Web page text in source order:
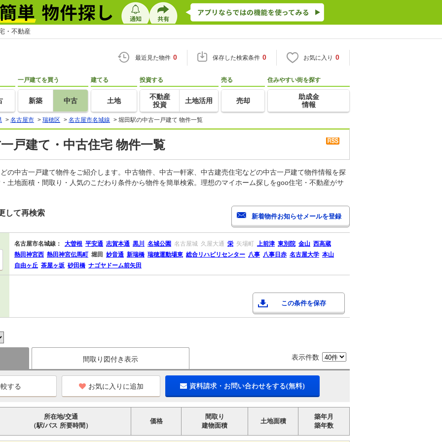
・不動産
最近見た物件 0 保存した検索条件 0 お気に入り 0
一戸建てを買う
新築 中古
建てる
土地
投資する
不動産
投資
土地活用
売る
売却
住みやすい街を探す
助成金
情報
> 名古屋市 > 瑞穂区 > 名古屋市名城線 > 堀田駅の中古一戸建て 物件一覧
戸建て・中古住宅 物件一覧
の中古一戸建て物件をご紹介します。中古物件、中古一軒家、中古建売住宅などの中古一戸建て物件情報を探
土地面積・間取り・人気のこだわり条件から物件を簡単検索。理想のマイホーム探しをgoo住宅・不動産がサ
して再検索
名古屋市名城線： 大曽根 平安通 志賀本通 黒川 名城公園 名古屋城 久屋大通 栄 矢場町 上前津 東別院 金山 西高蔵
熱田神宮西 熱田神宮伝馬町 堀田 妙音通 新瑞橋 瑞穂運動場東 総合リハビリセンター 八事 八事日赤 名古屋大学 本山
自由ヶ丘 茶屋ヶ坂 砂田橋 ナゴヤドーム前矢田
この条件を保存
間取り図付き表示 表示件数
お気に入りに追加 資料請求・お問い合わせをする(無料)
所在地/交通
（駅/バス 所要時間）
価格
間取り
建物面積
土地面積
築年月
築年数